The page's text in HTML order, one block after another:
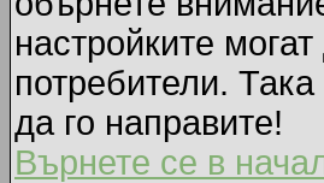
настройките
потребители.
да го направите!
Върнете се в